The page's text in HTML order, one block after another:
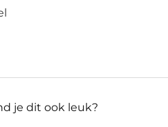
je dit ook leuk?